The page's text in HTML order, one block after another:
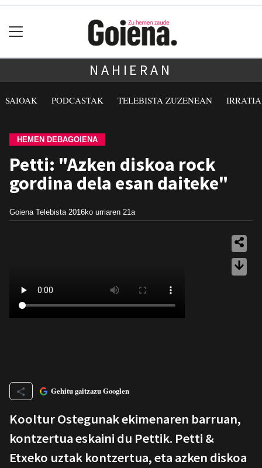
NAHIERAN
SAIOAK PODCASTAK TELEBISTA ZUZENEAN
HEMEN DEBAGOIENA
Petti: "Azken diskoa rock
gordina dela esan daiteke"
Goiena Telebista 2016ko urriaren 21a
Gehitu gaitzazu Googlen
Kooltur Ostegunak ekimenaren barruan,
kontzertua eskaini du Pettik. Petti &
Etxeko uztak kontzertua, eta azken diskoa